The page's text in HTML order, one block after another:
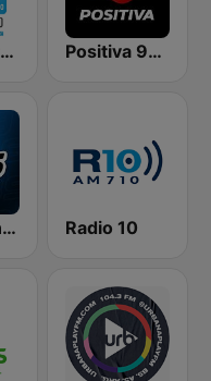
Continental 590 AM Positiva 90.9 - Radio Mitre Corrientes
Radio Con Vos 89.9 Radio 10